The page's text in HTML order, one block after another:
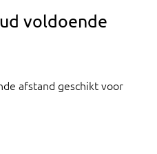
voldoende
afstand geschikt voor